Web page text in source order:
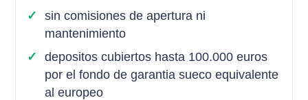
sin comisiones de apertura ni
mantenimiento
depositos cubiertos hasta 100.000 euros
por el fondo de garantia sueco equivalente
al europeo